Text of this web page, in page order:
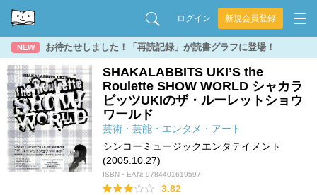
ログイン 新規会員登録
NEW お待たせしました！「再読記録」が読書グラフに登場！
SHAKALABBITS UKI’S the
Roulette SHOW WORLD シャカラ
ビッツUKIのザ・ルーレットショウ
ワールド
芸術・芸能・エンタメ・アート
シンコーミュージックエンタテイメント
(2005.10.27)
ISBN・EAN: 9784401619597
3.82